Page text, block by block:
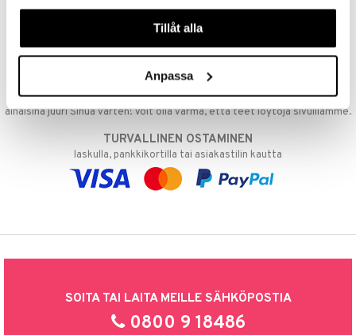
våra cookies vid fortsatt användande av vår webbplats.
Tillåt alla
Anpassa
NOPEAT TOIMITUKSET
päivänä
EDULLISET HINNAT
Ostamalla suuria eriä tuotteita varastoomme voimme pitää hinnat
alhaisina juuri Sinua varten! Voit olla varma, että teet löytöjä sivuillamme.
TURVALLINEN OSTAMINEN
laskulla, pankkikortilla tai asiakastilin kautta
SOITA TAI LAITA MEILLE SÄHKÖPOSTIA
0800 9 18486